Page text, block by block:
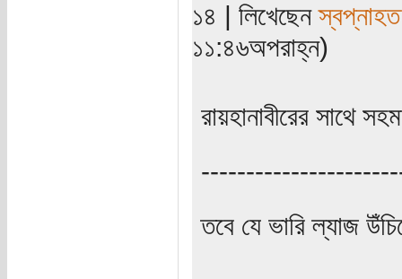
১৪ | লিখেছেনস্বপ্নাহত
১১:৪৬অপরাহ্ন)
রায়হানাবীরের সাথে
তবে যে ভারি ল্যাজ